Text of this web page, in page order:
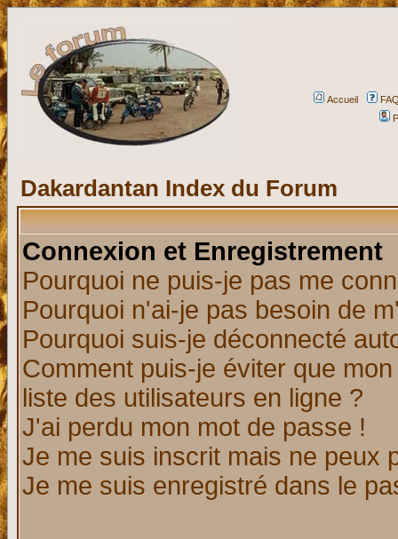
Accueil
Dakardantan Index du Forum
Connexion et Enregistrement
Pourquoi ne puis-je pas me
Pourquoi n'ai-je pas besoin de
Pourquoi suis-je déconnecté
Comment puis-je éviter que
liste des utilisateurs en ligne ?
J'ai perdu mon mot de passe !
Je me suis inscrit mais ne peux
Je me suis enregistré dans le